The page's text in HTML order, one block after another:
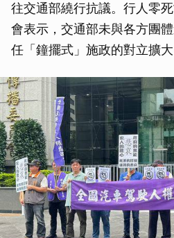
往交通部繞行抗議。行人零
會表示，交通部未與各方團
任「鐘擺式」施政的對立擴大